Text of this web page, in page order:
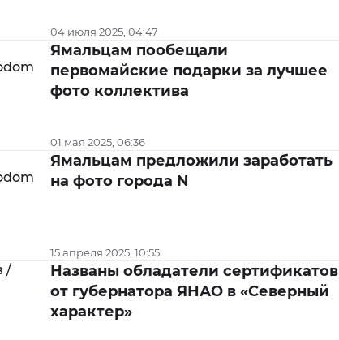
04 июля 2025, 04:47
Ямальцам пообещали
первомайские подарки за лучшее
фото коллектива
01 мая 2025, 06:36
Ямальцам предложили заработать
на фото города N
15 апреля 2025, 10:55
Названы обладатели сертификатов
от губернатора ЯНАО в «Северный
характер»